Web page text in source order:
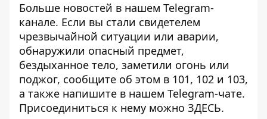
Больше новостей в нашем Telegram-
канале. Если вы стали свидетелем
чрезвычайной ситуации или аварии,
обнаружили опасный предмет,
бездыханное тело, заметили огонь или
поджог, сообщите об этом в 101, 102 и 103,
а также напишите в нашем Telegram-чате.
Присоединиться к нему можно ЗДЕСЬ.